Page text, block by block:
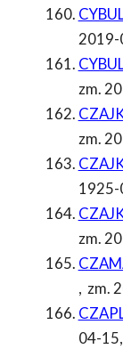
zm.
zm.
zm.
, zm.
04-15,